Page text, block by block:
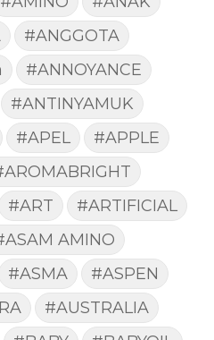
#ANGGOTA
#ANNOYANCE
#ANTINYAMUK
#APEL
#APPLE
#ART
#ARTIFICIAL
AMINO
#ASMA
#ASPEN
#AUSTRALIA